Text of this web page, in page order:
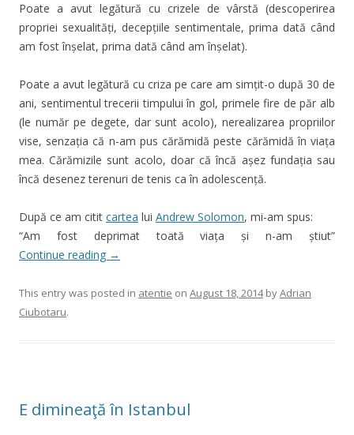
Poate a avut legătură cu crizele de vârstă (descoperirea
propriei sexualități, decepțiile sentimentale, prima dată când
am fost înșelat, prima dată când am înșelat).
Poate a avut legătură cu criza pe care am simțit-o după 30 de
ani, sentimentul trecerii timpului în gol, primele fire de păr alb
(le număr pe degete, dar sunt acolo), nerealizarea propriilor
vise, senzația că n-am pus cărămidă peste cărămidă în viața
mea. Cărămizile sunt acolo, doar că încă așez fundația sau
încă desenez terenuri de tenis ca în adolescență.
După ce am citit cartea lui Andrew Solomon, mi-am spus:
“Am fost deprimat toată viața și n-am știut”
Continue reading →
This entry was posted in atentie on August 18, 2014byAdrian
Ciubotaru.
E dimineaţă în Istanbul